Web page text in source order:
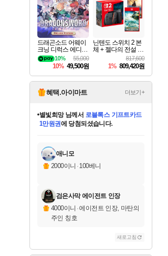
드래곤소드 어웨이
크닝 디럭스 에디션
DragonSword Awake
ning Deluxe Edition
55,000
10%
10% 49,500원
닌텐도 스위치 2 본
체 + 젤다의 전설 티
어스 오브 더 킹덤
닌텐도 스위치 2 에
디션 + 젤다의 전설
브레스 오브 더 와
일드 닌텐도 스위치
2 에디션 번들
817,600
1% 809,420원
혜택.아이마트 더보기+
교환.
당첨되셨습니다.
당첨되셨습니다.
당첨되셨습니다.
별빛희망님께서 로블록스 기프트카드
1만원권에 당첨되셨습니다.
당첨되셨습니다.
당첨되셨습니다.
당첨되셨습니다.
당첨되셨습니다.
에디션 (스팀코드)
당첨되셨습니다.
애니모
2000이니 · 100베니
검은사막 에이전트 인장
4000이니 ·에이전트 인장, 마탄의
주인 칭호
새로고침